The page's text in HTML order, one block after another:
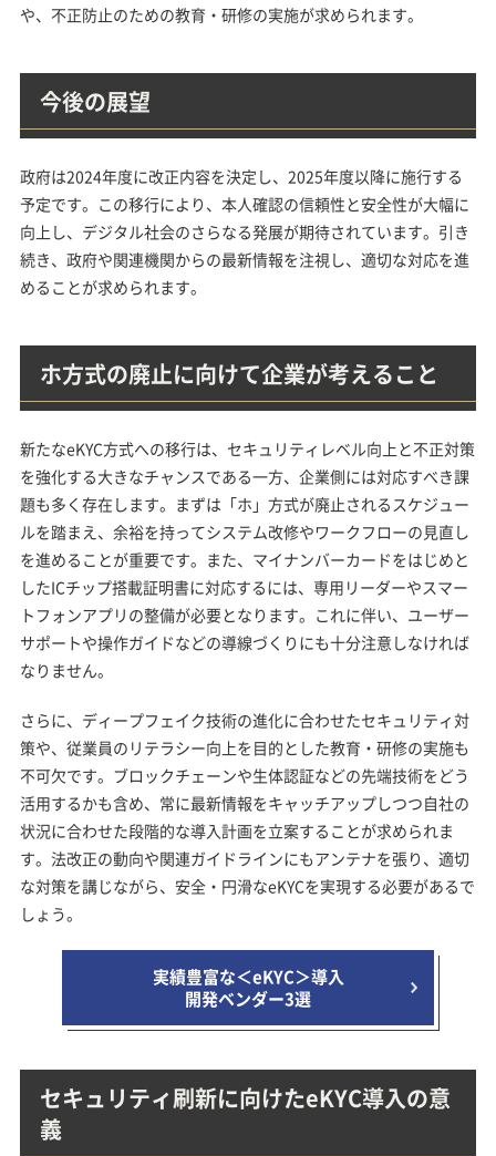
や、不正防止のための教育・研修の実施が求められます。
今後の展望
政府は2024年度に改正内容を決定し、2025年度以降に施行する
予定です。この移行により、本人確認の信頼性と安全性が大幅に
向上し、デジタル社会のさらなる発展が期待されています。引き
続き、政府や関連機関からの最新情報を注視し、適切な対応を進
めることが求められます。
ホ方式の廃止に向けて企業が考えること
新たなeKYC方式への移行は、セキュリティレベル向上と不正対策
を強化する大きなチャンスである一方、企業側には対応すべき課
題も多く存在します。まずは「ホ」方式が廃止されるスケジュー
ルを踏まえ、余裕を持ってシステム改修やワークフローの見直し
を進めることが重要です。また、マイナンバーカードをはじめと
したICチップ搭載証明書に対応するには、専用リーダーやスマー
トフォンアプリの整備が必要となります。これに伴い、ユーザー
サポートや操作ガイドなどの導線づくりにも十分注意しなければ
なりません。
さらに、ディープフェイク技術の進化に合わせたセキュリティ対
策や、従業員のリテラシー向上を目的とした教育・研修の実施も
不可欠です。ブロックチェーンや生体認証などの先端技術をどう
活用するかも含め、常に最新情報をキャッチアップしつつ自社の
状況に合わせた段階的な導入計画を立案することが求められま
す。法改正の動向や関連ガイドラインにもアンテナを張り、適切
な対策を講じながら、安全・円滑なeKYCを実現する必要があるで
しょう。
実績豊富な＜eKYC＞導入
開発ベンダー3選
セキュリティ刷新に向けたeKYC導入の意
義